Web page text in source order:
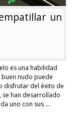
un
es una habilidad
nudo puede
disfrutar del éxito de
se han desarrollado
uno con sus …